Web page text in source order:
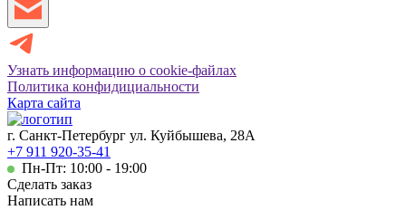
Узнать информацию о cookie-файлах
Политика конфидициальности
Карта сайта
г. Санкт-Петербург ул. Куйбышева, 28А
+7 911 920-35-41
Пн-Пт: 10:00 - 19:00
Сделать заказ
Написать нам